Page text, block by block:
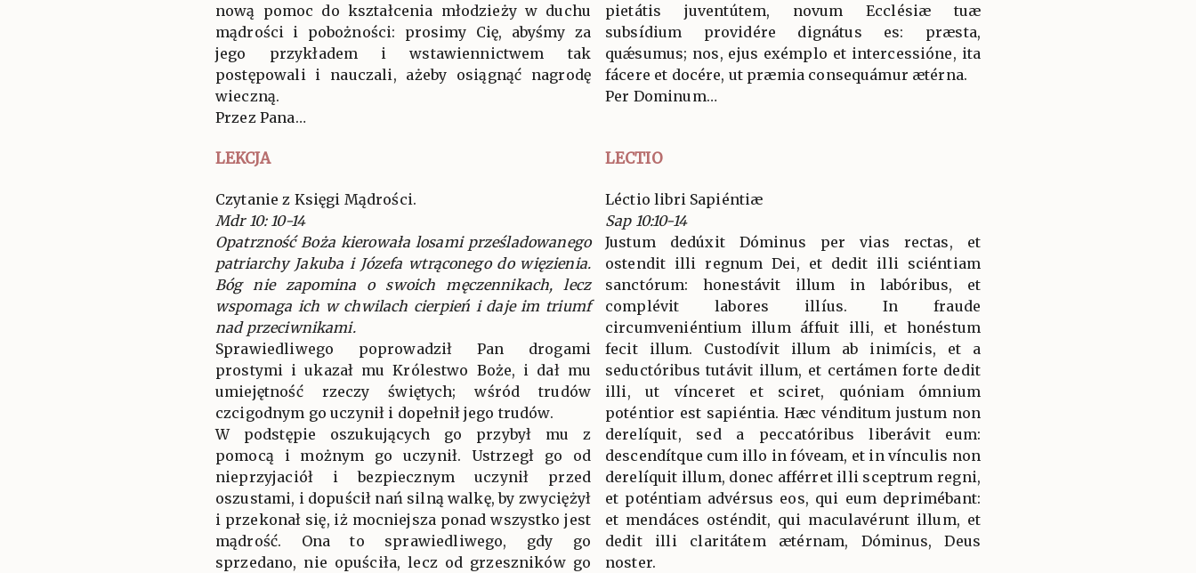
nową pomoc do kształcenia młodzieży w duchu
mądrości i pobożności: prosimy Cię, abyśmy za
jego przykładem i wstawiennictwem tak
postępowali i nauczali, ażeby osiągnąć nagrodę
wieczną.
Przez Pana…
pietátis juventútem, novum Ecclésiæ tuæ
subsídium providére dignátus es: præsta,
quǽsumus; nos, ejus exémplo et intercessióne, ita
fácere et docére, ut præmia consequámur ætérna.
Per Dominum…
LEKCJA LECTIO
Czytanie z Księgi Mądrości.
Mdr 10: 10-14
Opatrzność Boża kierowała losami prześladowanego
patriarchy Jakuba i Józefa wtrąconego do więzienia.
Bóg nie zapomina o swoich męczennikach, lecz
wspomaga ich w chwilach cierpień i daje im triumf
nad przeciwnikami.
Sprawiedliwego poprowadził Pan drogami
prostymi i ukazał mu Królestwo Boże, i dał mu
umiejętność rzeczy świętych; wśród trudów
czcigodnym go uczynił i dopełnił jego trudów.
W podstępie oszukujących go przybył mu z
pomocą i możnym go uczynił. Ustrzegł go od
nieprzyjaciół i bezpiecznym uczynił przed
oszustami, i dopuścił nań silną walkę, by zwyciężył
i przekonał się, iż mocniejsza ponad wszystko jest
mądrość. Ona to sprawiedliwego, gdy go
sprzedano, nie opuściła, lecz od grzeszników go
Léctio libri Sapiéntiæ
Sap 10:10-14
Justum dedúxit Dóminus per vias rectas, et
ostendit illi regnum Dei, et dedit illi sciéntiam
sanctórum: honestávit illum in labóribus, et
complévit labores illíus. In fraude
circumveniéntium illum áffuit illi, et honéstum
fecit illum. Custodívit illum ab inimícis, et a
seductóribus tutávit illum, et certámen forte dedit
illi, ut vínceret et sciret, quóniam ómnium
poténtior est sapiéntia. Hæc vénditum justum non
derelíquit, sed a peccatóribus liberávit eum:
descendítque cum illo in fóveam, et in vínculis non
derelíquit illum, donec afférret illi sceptrum regni,
et poténtiam advérsus eos, qui eum deprimébant:
et mendáces osténdit, qui maculavérunt illum, et
dedit illi claritátem ætérnam, Dóminus, Deus
noster.